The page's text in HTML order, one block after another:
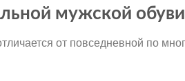
мужской обуви
от повседневной по